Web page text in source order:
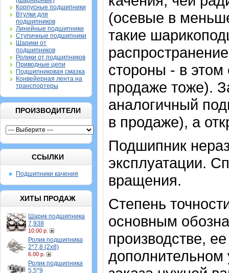
Корпусные подшипники
Втулки для
подшипников
Линейные подшипники
Ступичные подшипники
Шарики от
подшипников
Ролики от подшипников
Приводные цепи
Подшипниковая смазка
Конвейерная лента на
транспортеры
ПРОИЗВОДИТЕЛИ
ССЫЛКИ
Подшипники качения
ХИТЫ ПРОДАЖ
Шарик подшипника
7,938
10.00 р.
Ролик подшипника
2*7,8 (2х8)
6.00 р.
Ролик подшипника
5,5*9
(осевые в
такие
стороны - в этом
продаже тоже).
аналогичный
в продаже), а
Подшипник
эксплуатации.
вращения.
Степень
основным
производстве,